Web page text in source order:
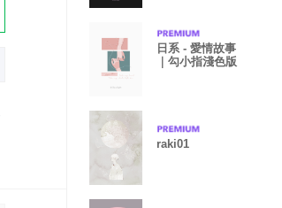
日系 - 愛情故事
｜勾小指淺色版
raki01